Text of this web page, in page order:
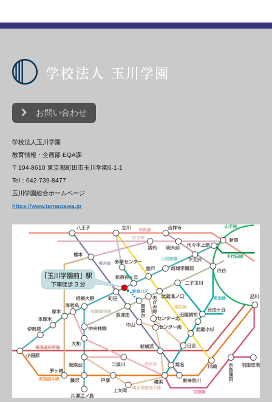
お問い合わせ
学校法人玉川学園
教育情報・企画部 EQA課
〒194-8610 東京都町田市玉川学園6-1-1
Tel：042-739-8477
玉川学園総合ホームページ
https://www.tamagawa.jp